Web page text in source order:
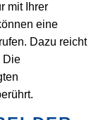
mit Ihrer
eine
Dazu reicht
Die